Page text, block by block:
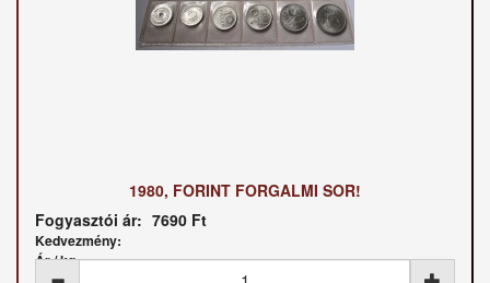
1980, FORINT FORGALMI SOR!
Fogyasztói ár: 7690 Ft
Kedvezmény:
Ár / kg: